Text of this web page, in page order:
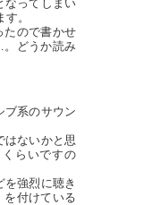
なってしまい
。
たので書かせ
どうか読み
ブ系のサウン
はないかと思
らいですの
を強烈に聴き
を付けている